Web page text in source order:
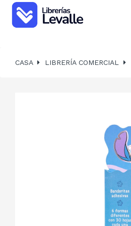
CASA LIBRERÍA COMERCIAL